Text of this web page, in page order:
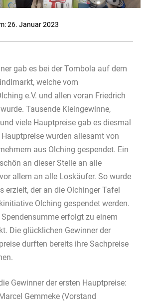
26. Januar 2023
gab es bei der Tombola auf dem
welche vom
e.V. und allen voran Friedrich
Tausende Kleingewinne,
viele Hauptpreise gab es diesmal
wurden allesamt von
aus Olching gespendet. Ein
an dieser Stelle an alle
allem an alle Loskäufer. So wurde
erzielt, der an die Olchinger Tafel
Olching gespendet werden.
Spendensumme erfolgt zu einem
Die glücklichen Gewinner der
durften bereits ihre Sachpreise
Gewinner der ersten Hauptpreise:
Gemmeke (Vorstand